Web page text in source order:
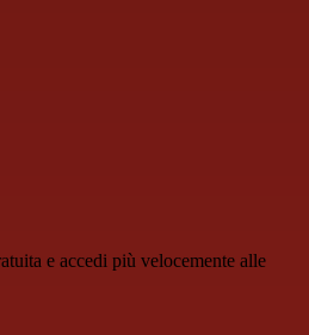
e accedi più velocemente alle